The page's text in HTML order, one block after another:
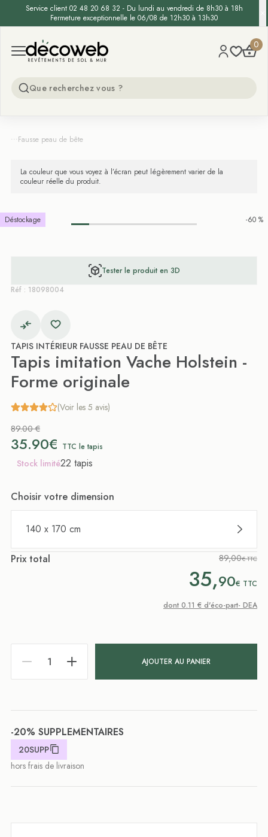
Service client 02 48 20 68 32 - Du lundi au vendredi de 8h30 à 18h
Fermeture exceptionnelle le 06/08 de 12h30 à 13h30
Open menu
Decoweb 0
...Fausse peau de bête
La couleur que vous voyez à l’écran peut légèrement varier de la
couleur réelle du produit.
Déstockage -60 %
Tester le produit en 3D
Réf : 18098004
TAPIS INTÉRIEUR FAUSSE PEAU DE BÊTE
Tapis imitation Vache Holstein -
Forme originale
(Voir les 5 avis)
89.00 €
35.90€ TTC le tapis
Stock limité22 tapis
Choisir votre dimension
140 x 170 cm
Prix total 89,00€ TTC
35,90€ TTC
dont 0.11 € d'éco-part- DEA
AJOUTER AU PANIER
-20% SUPPLEMENTAIRES
20SUPP
hors frais de livraison